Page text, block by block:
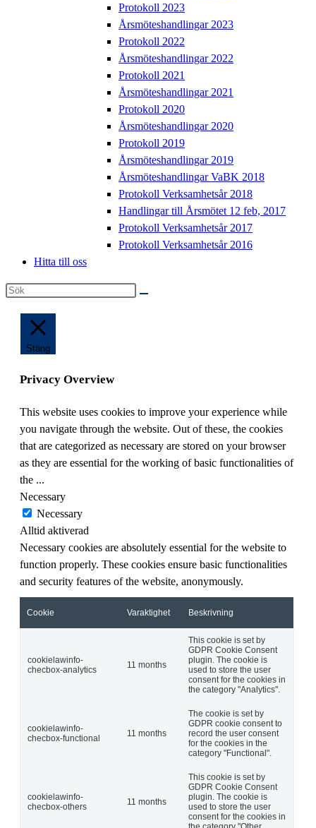
Protokoll 2023
Årsmöteshandlingar 2023
Protokoll 2022
Årsmöteshandlingar 2022
Protokoll 2021
Årsmöteshandlingar 2021
Protokoll 2020
Årsmöteshandlingar 2020
Protokoll 2019
Årsmöteshandlingar 2019
Årsmöteshandlingar VaBK 2018
Protokoll Verksamhetsår 2018
Handlingar till Årsmötet 12 feb, 2017
Protokoll Verksamhetsår 2017
Protokoll Verksamhetsår 2016
Hitta till oss
Sök
denna
Stäng
Privacy Overview
This website uses cookies to improve your experience while
you navigate through the website. Out of these, the cookies
that are categorized as necessary are stored on your browser
as they are essential for the working of basic functionalities of
the ...
Necessary
Necessary
Alltid aktiverad
Necessary cookies are absolutely essential for the website to
function properly. These cookies ensure basic functionalities
and security features of the website, anonymously.
Cookie Varaktighet Beskrivning
cookielawinfo-
checbox-analytics
11 months
This cookie is set by
GDPR Cookie Consent
plugin. The cookie is
used to store the user
consent for the cookies in
the category "Analytics".
cookielawinfo-
checbox-functional
11 months
The cookie is set by
GDPR cookie consent to
record the user consent
for the cookies in the
category "Functional".
cookielawinfo-
checbox-others
11 months
This cookie is set by
GDPR Cookie Consent
plugin. The cookie is
used to store the user
consent for the cookies in